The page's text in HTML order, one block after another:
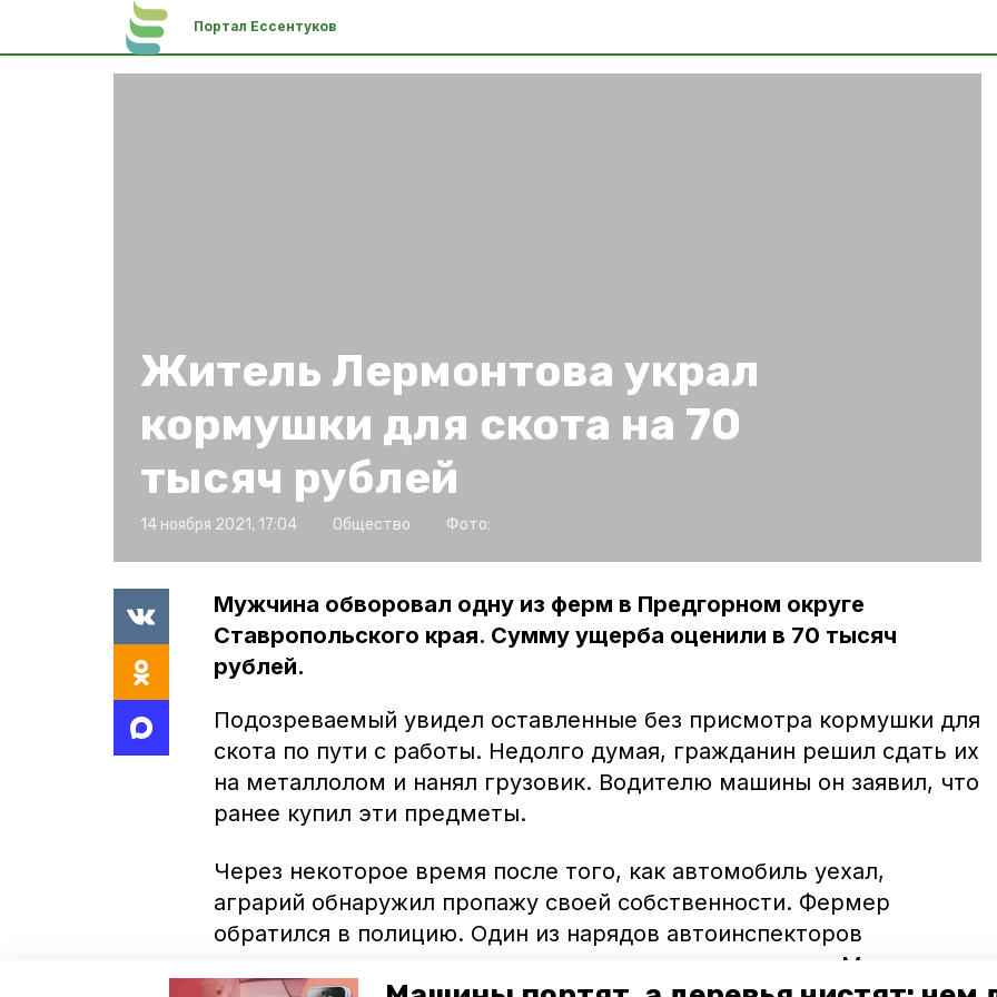
Портал Ессентуков
Житель Лермонтова украл
кормушки для скота на 70
тысяч рублей
14 ноября 2021, 17:04 Общество Фото:
Мужчина обворовал одну из ферм в Предгорном округе
Ставропольского края. Сумму ущерба оценили в 70 тысяч
рублей.
Подозреваемый увидел оставленные без присмотра кормушки для
скота по пути с работы. Недолго думая, гражданин решил сдать их
на металлолом и нанял грузовик. Водителю машины он заявил, что
ранее купил эти предметы.
Через некоторое время после того, как автомобиль уехал,
аграрий обнаружил пропажу своей собственности. Фермер
обратился в полицию. Один из нарядов автоинспекторов
остановил грузовик, на котором ехал злоумышленник. Мужчину